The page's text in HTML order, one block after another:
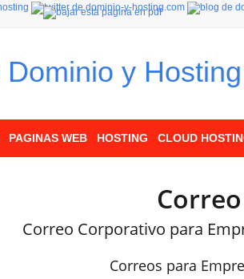
PAGINAS WEB HOSTING CLOUD
Correo Corporativo para
Correos para